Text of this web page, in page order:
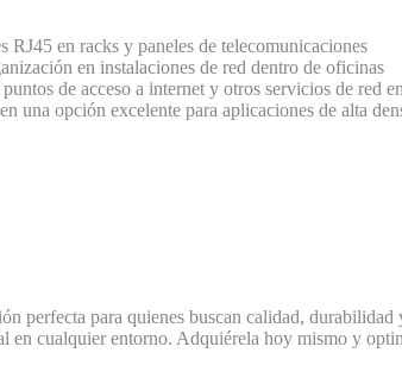
RJ45 en racks y paneles de telecomunicaciones
en instalaciones de red dentro de oficinas
de acceso a internet y otros servicios de red
una opción excelente para aplicaciones de alta
perfecta para quienes buscan calidad,
en cualquier entorno. Adquiérela hoy mismo y